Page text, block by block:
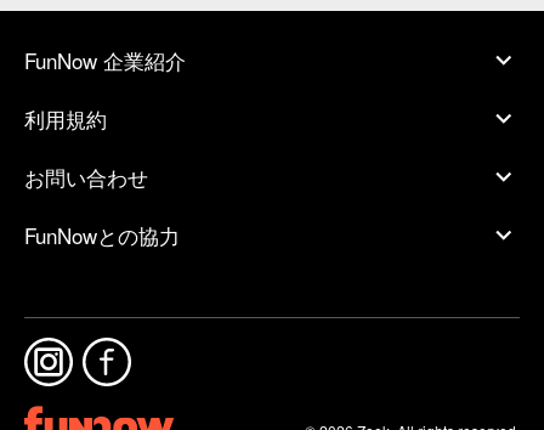
FunNow 企業紹介
利用規約
お問い合わせ
FunNowとの協力